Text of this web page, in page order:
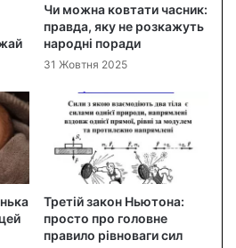
Чи можна ковтати часник:
правда, яку не розкажуть
народні поради
31 Жовтня 2025
Третій закон Ньютона:
просто про головне
правило рівноваги сил